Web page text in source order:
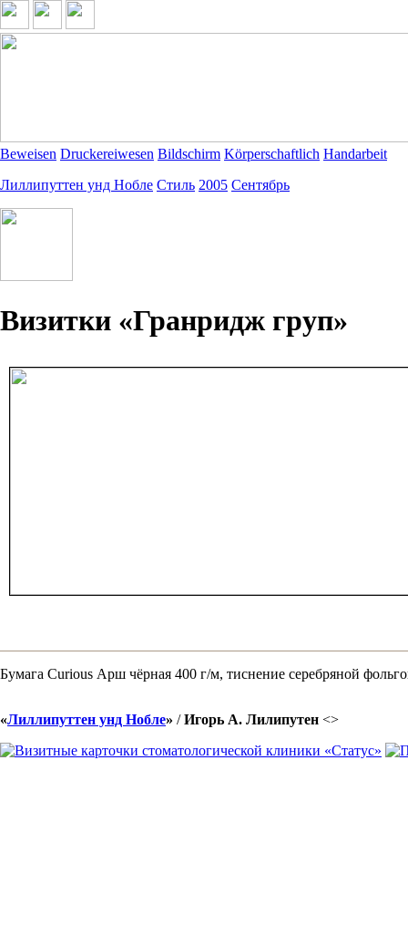
Beweisen Druckereiwesen Bildschirm Körperschaftlich Handarbeit
Лиллипуттен унд Нобле Стиль 2005 Сентябрь
Визитки «Гранридж груп»
Бумага Curious Арш чёрная 400 г/м, тиснение серебряной
«Лиллипуттен унд Нобле» /Игорь А. Лилипутен <>